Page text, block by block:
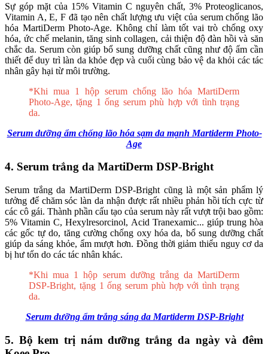
Sự góp mặt của 15% Vitamin C nguyên chất, 3% Proteoglicanos,
Vitamin A, E, F đã tạo nên chất lượng ưu việt của serum chống lão
hóa MartiDerm Photo-Age. Không chỉ làm tốt vai trò chống oxy
hóa, ức chế melanin, tăng sinh collagen, cải thiện độ đàn hồi và săn
chắc da. Serum còn giúp bổ sung dưỡng chất cũng như độ ẩm cần
thiết để duy trì làn da khỏe đẹp và cuối cùng bảo vệ da khỏi các tác
nhân gây hại từ môi trường.
*Khi mua 1 hộp serum chống lão hóa MartiDerm
Photo-Age, tặng 1 ống serum phù hợp với tình trạng
da.
Serum dưỡng ẩm chống lão hóa sạm da mạnh Martiderm Photo-
Age
4. Serum trắng da MartiDerm DSP-Bright
Serum trắng da MartiDerm DSP-Bright cũng là một sản phẩm lý
tưởng để chăm sóc làn da nhận được rất nhiều phản hồi tích cực từ
các cô gái. Thành phần cấu tạo của serum này rất vượt trội bao gồm:
5% Vitamin C, Hexylresorcinol, Acid Tranexamic... giúp trung hòa
các gốc tự do, tăng cường chống oxy hóa da, bổ sung dưỡng chất
giúp da sáng khỏe, ẩm mượt hơn. Đồng thời giảm thiểu nguy cơ da
bị hư tổn do các tác nhân khác.
*Khi mua 1 hộp serum dưỡng trắng da MartiDerm
DSP-Bright, tặng 1 ống serum phù hợp với tình trạng
da.
Serum dưỡng ẩm trắng sáng da Martiderm DSP-Bright
5. Bộ kem trị nám dưỡng trắng da ngày và đêm